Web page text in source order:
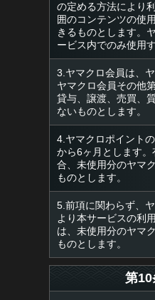
の定める方法により
囲のコンテンツの使
きるものとします。
ービス内でのみ使用
3.ヤマクロ会員は、
ヤマクロ会員その他
貸与、譲渡、売買、
ないものとします。
4.ヤマクロポイント
から6ヶ月とします
合、未使用分のヤマ
ものとします。
5.前項に関わらず、
より本サービスの利
は、未使用分のヤマ
ものとします。
第10